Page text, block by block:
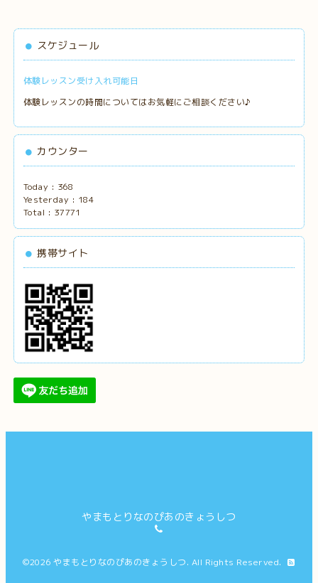
スケジュール
体験レッスン受け入れ可能日
体験レッスンの時間についてはお気軽にご相談ください♪
カウンター
Today : 368
Yesterday : 184
Total : 37771
携帯サイト
やまもとりなのぴあのきょうしつ
©2026やまもとりなのぴあのきょうしつ. All Rights Reserved.